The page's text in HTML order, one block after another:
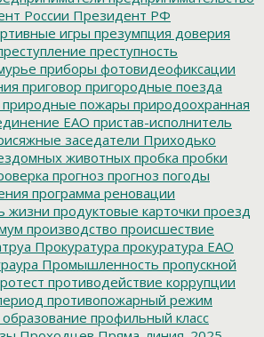
России Президент РФ
игры презумпция доверия
преступность
приборы фотовидеофиксации
приговор пригородные поезда
природные пожары природоохранная
ЕАО пристав-исполнитель
заседатели Приходько
животных пробка пробки
прогноз прогноз погоды
программа реновации
жизни продуктовые карточки проезд
производство происшествие
Прокуратура прокуратура ЕАО
Промышленность пропускной
противодействие коррупции
противопожарный режим
профильный класс